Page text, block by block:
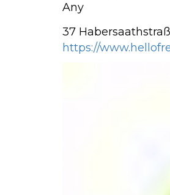
Any
37
https://